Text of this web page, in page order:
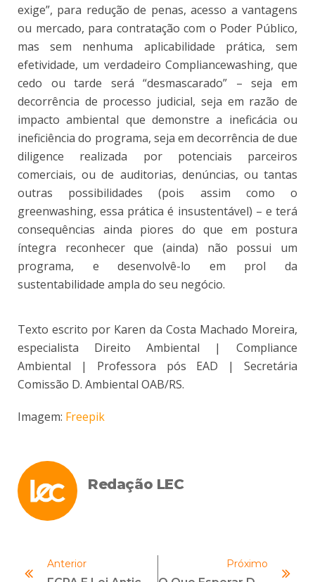
exige”, para redução de penas, acesso a vantagens
ou mercado, para contratação com o Poder Público,
mas sem nenhuma aplicabilidade prática, sem
efetividade, um verdadeiro Compliancewashing, que
cedo ou tarde será “desmascarado” – seja em
decorrência de processo judicial, seja em razão de
impacto ambiental que demonstre a ineficácia ou
ineficiência do programa, seja em decorrência de due
diligence realizada por potenciais parceiros
comerciais, ou de auditorias, denúncias, ou tantas
outras possibilidades (pois assim como o
greenwashing, essa prática é insustentável) – e terá
consequências ainda piores do que em postura
íntegra reconhecer que (ainda) não possui um
programa, e desenvolvê-lo em prol da
sustentabilidade ampla do seu negócio.
Texto escrito por Karen da Costa Machado Moreira,
especialista Direito Ambiental | Compliance
Ambiental | Professora pós EAD | Secretária
Comissão D. Ambiental OAB/RS.
Imagem: Freepik
Redação LEC
Anterior Próximo